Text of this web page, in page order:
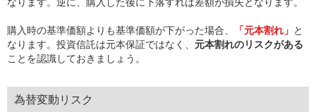
なります。逆に、購入した後に下落すれば差額が損失となります。
購入時の基準価額よりも基準価額が下がった場合、 「元本割れ」 と
なります。投資信託は元本保証ではなく、 元本割れのリスクがある
ことを認識しておきましょう。
為替変動リスク